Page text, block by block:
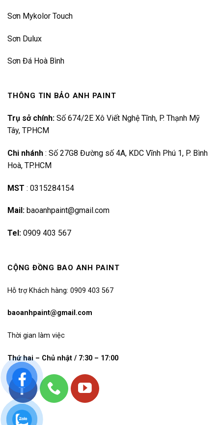
Sơn Mykolor Touch
Sơn Dulux
Sơn Đá Hoà Bình
THÔNG TIN BẢO ANH PAINT
Trụ sở chính: Số 674/2E Xô Viết Nghệ Tĩnh, P. Thạnh Mỹ
Tây, TPHCM
Chi nhánh : Số 27G8 Đường số 4A, KDC Vĩnh Phú 1, P. Bình
Hoà, TP.HCM
MST : 0315284154
Mail: baoanhpaint@gmail.com
Tel: 0909 403 567
CỘNG ĐỒNG BAO ANH PAINT
Hỗ trợ Khách hàng: 0909 403 567
baoanhpaint@gmail.com
Thời gian làm việc
Thứ hai – Chủ nhật / 7:30 – 17:00